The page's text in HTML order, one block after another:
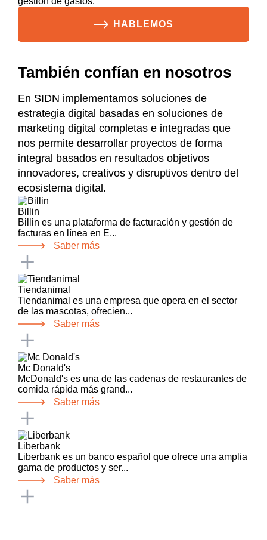
HABLEMOS
También confían en nosotros
En SIDN implementamos soluciones de
estrategia digital basadas en soluciones de
marketing digital completas e integradas que
nos permite desarrollar proyectos de forma
integral basados en resultados objetivos
innovadores, creativos y disruptivos dentro del
ecosistema digital.
Billin
Billin es una plataforma de facturación y gestión de
facturas en línea en E...
Saber más
Tiendanimal
Tiendanimal es una empresa que opera en el sector
de las mascotas, ofrecien...
Saber más
Mc Donald's
McDonald's es una de las cadenas de restaurantes de
comida rápida más grand...
Saber más
Liberbank
Liberbank es un banco español que ofrece una amplia
gama de productos y ser...
Saber más